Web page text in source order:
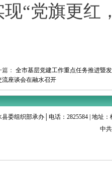
现“党旗更红
： 全市基层党建工作重点任务推进暨
流座谈会在融水召开
委组织部承办│电话：2825584 | 地址
中